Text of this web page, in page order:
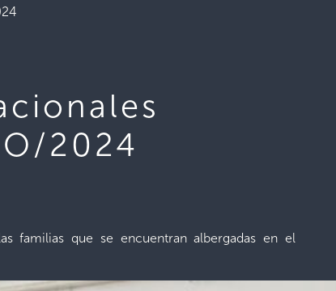
2024
familias que se encuentran albergadas en el